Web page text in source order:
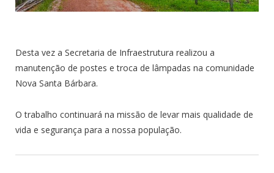
Desta vez a Secretaria de Infraestrutura realizou a
manutenção de postes e troca de lâmpadas na comunidade
Nova Santa Bárbara.
O trabalho continuará na missão de levar mais qualidade de
vida e segurança para a nossa população.